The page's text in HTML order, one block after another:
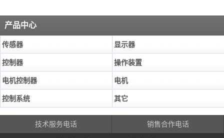
峰值功率90KW 最高效率96% 励磁方
式：永磁体 冷却方式 水冷 额定转速
2000r/min 峰值转速5600r/min 额定扭矩
220N.m 峰值扭矩 500N.m
产品中心
传感器 显示器
控制器 操作装置
电机控制器 电机
控制系统 其它
技术服务电话 销售合作电话